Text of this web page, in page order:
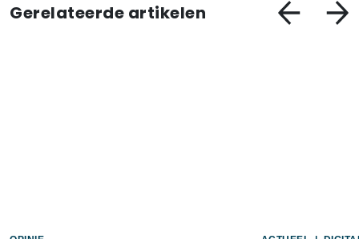
Gerelateerde artikelen